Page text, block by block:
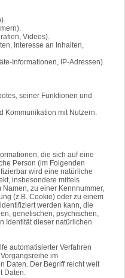
Videos).
Interesse an Inhalten,
Informationen, IP-Adressen).
seiner Funktionen und
Kommunikation mit Nutzern.
die sich auf eine
Person (im Folgenden
wird eine natürliche
insbesondere mittels
zu einer Kennnummer,
(z.B. Cookie) oder zu einem
werden kann, die
genetischen, psychischen,
Identität dieser natürlichen
automatisierter Verfahren
im
Daten. Der Begriff reicht weit
Daten.